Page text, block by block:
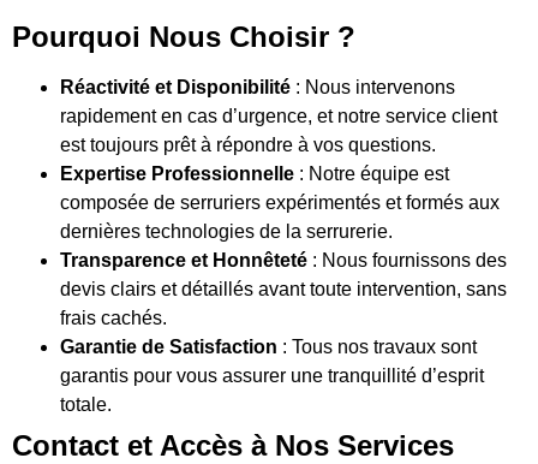
Pourquoi Nous Choisir ?
Réactivité et Disponibilité : Nous intervenons
rapidement en cas d’urgence, et notre service client
est toujours prêt à répondre à vos questions.
Expertise Professionnelle : Notre équipe est
composée de serruriers expérimentés et formés aux
dernières technologies de la serrurerie.
Transparence et Honnêteté : Nous fournissons des
devis clairs et détaillés avant toute intervention, sans
frais cachés.
Garantie de Satisfaction : Tous nos travaux sont
garantis pour vous assurer une tranquillité d’esprit
totale.
Contact et Accès à Nos Services